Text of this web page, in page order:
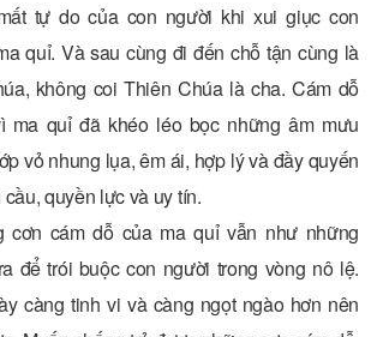
tự do của con người khi xui giục con
quỉ. Và sau cùng đi đến chỗ tận cùng là
không coi Thiên Chúa là cha. Cám dỗ
ma quỉ đã khéo léo bọc những âm mưu
vỏ nhung lụa, êm ái, hợp lý và đầy quyến
quyền lực và uy tín.
cơn cám dỗ của ma quỉ vẫn như những
để trói buộc con người trong vòng nô lệ.
càng tinh vi và càng ngọt ngào hơn nên